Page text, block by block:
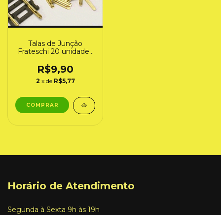
Talas de Junção
Frateschi 20 unidades
R$9,90
2 x de R$5,77
Horário de Atendimento
Segunda à Sexta 9h às 19h